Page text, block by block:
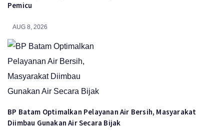
Pemicu
AUG 8, 2026
BP Batam Optimalkan Pelayanan Air Bersih, Masyarakat
Diimbau Gunakan Air Secara Bijak